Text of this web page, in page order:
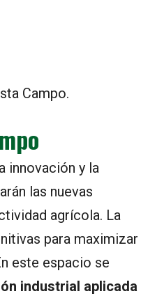
Campo.
innovación y la
las nuevas
agrícola. La
para maximizar
este espacio se
industrial aplicada